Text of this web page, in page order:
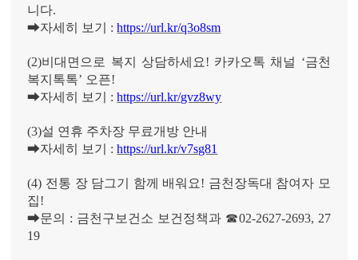
니다.
➡자세히 보기 :https://url.kr/q3o8sm
(2)비대면으로 복지 상담하세요! 카카오톡 채널 ‘금천
복지톡톡’ 오픈!
➡자세히 보기 :https://url.kr/gvz8wy
(3)설 연휴 주차장 무료개방 안내
➡자세히 보기 :https://url.kr/v7sg81
(4) 전통 장 담그기 함께 배워요! 금천장독대 참여자 모
집!
➡문의 : 금천구보건소 보건정책과 ☎02-2627-2693, 27
19